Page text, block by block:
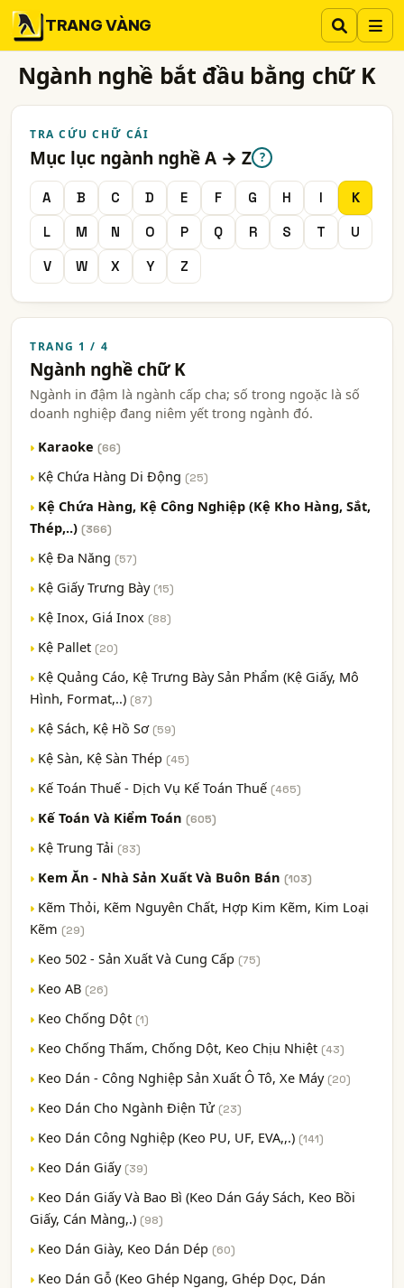
TRANG VÀNG
Ngành nghề bắt đầu bằng chữ K
TRA CỨU CHỮ CÁI
Mục lục ngành nghề A → Z ?
A B C D E F G H I
K
L
M N O P Q R S T
U
V
W X Y Z
TRANG 1 / 4
Ngành nghề chữ K
Ngành in đậm là ngành cấp cha; số trong ngoặc là số
doanh nghiệp đang niêm yết trong ngành đó.
Karaoke (66)
Kệ Chứa Hàng Di Động (25)
Kệ Chứa Hàng, Kệ Công Nghiệp (Kệ Kho Hàng, Sắt,
Thép,..) (366)
Kệ Đa Năng (57)
Kệ Giấy Trưng Bày (15)
Kệ Inox, Giá Inox (88)
Kệ Pallet (20)
Kệ Quảng Cáo, Kệ Trưng Bày Sản Phẩm (Kệ Giấy, Mô
Hình, Format,..) (87)
Kệ Sách, Kệ Hồ Sơ (59)
Kệ Sàn, Kệ Sàn Thép (45)
Kế Toán Thuế - Dịch Vụ Kế Toán Thuế (465)
Kế Toán Và Kiểm Toán (605)
Kệ Trung Tải (83)
Kem Ăn - Nhà Sản Xuất Và Buôn Bán (103)
Kẽm Thỏi, Kẽm Nguyên Chất, Hợp Kim Kẽm, Kim Loại
Kẽm (29)
Keo 502 - Sản Xuất Và Cung Cấp (75)
Keo AB (26)
Keo Chống Dột (1)
Keo Chống Thấm, Chống Dột, Keo Chịu Nhiệt (43)
Keo Dán - Công Nghiệp Sản Xuất Ô Tô, Xe Máy (20)
Keo Dán Cho Ngành Điện Tử (23)
Keo Dán Công Nghiệp (Keo PU, UF, EVA,,.) (141)
Keo Dán Giấy (39)
Keo Dán Giấy Và Bao Bì (Keo Dán Gáy Sách, Keo Bồi
Giấy, Cán Màng,.) (98)
Keo Dán Giày, Keo Dán Dép (60)
Keo Dán Gỗ (Keo Ghép Ngang, Ghép Dọc, Dán